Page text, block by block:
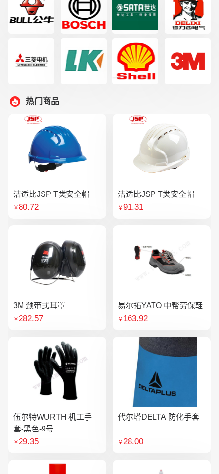
热门商品
洁适比JSP T类安全帽
￥80.72
洁适比JSP T类安全帽
￥91.31
3M 颈带式耳罩
￥282.57
易尔拓YATO 中帮劳保鞋
￥ 163.92
伍尔特WURTH 机工手
套-黑色-9号
￥29.35
代尔塔DELTA 防化手套
￥28.00